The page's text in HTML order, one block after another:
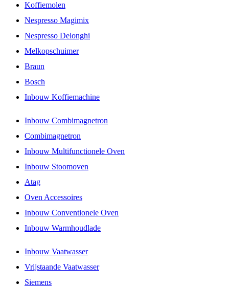
Koffiemolen
Nespresso Magimix
Nespresso Delonghi
Melkopschuimer
Braun
Bosch
Inbouw Koffiemachine
Inbouw Combimagnetron
Combimagnetron
Inbouw Multifunctionele Oven
Inbouw Stoomoven
Atag
Oven Accessoires
Inbouw Conventionele Oven
Inbouw Warmhoudlade
Inbouw Vaatwasser
Vrijstaande Vaatwasser
Siemens